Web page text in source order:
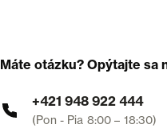
Máte otázku? Opýtajte sa
+421 948 922 444
(Pon - Pia 8:00 – 18:30)